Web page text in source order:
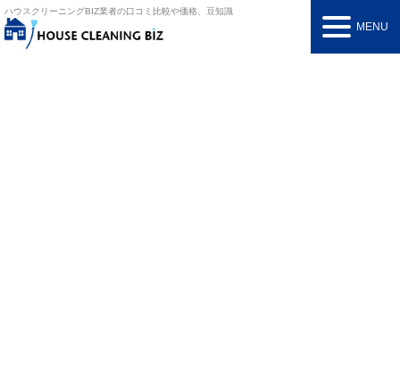
ハウスクリーニングBIZ業者の口コミ比較や価格、豆知識
MENU